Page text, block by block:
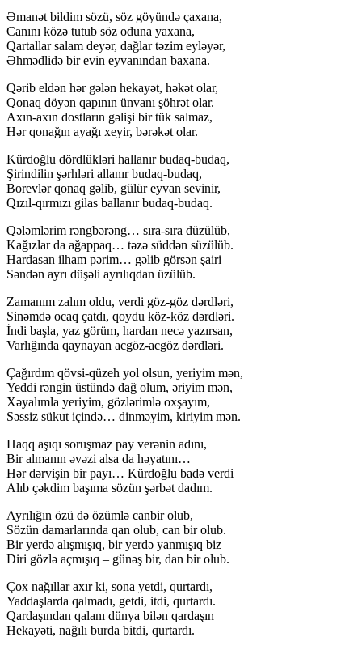
Əmanət bildim sözü, söz göyündə çaxana,
Canını közə tutub söz oduna yaxana,
Qartallar salam deyər, dağlar təzim eyləyər,
Əhmədlidə bir evin eyvanından baxana.
Qərib eldən hər gələn hekayət, həkət olar,
Qonaq döyən qapının ünvanı şöhrət olar.
Axın-axın dostların gəlişi bir tük salmaz,
Hər qonağın ayağı xeyir, bərəkət olar.
Kürdoğlu dördlükləri hallanır budaq-budaq,
Şirindilin şərhləri allanır budaq-budaq,
Borevlər qonaq gəlib, gülür eyvan sevinir,
Qızıl-qırmızı gilas ballanır budaq-budaq.
Qələmlərim rəngbərəng… sıra-sıra düzülüb,
Kağızlar da ağappaq… təzə süddən süzülüb.
Hardasan ilham pərim… gəlib görsən şairi
Səndən ayrı düşəli ayrılıqdan üzülüb.
Zamanım zalım oldu, verdi göz-göz dərdləri,
Sinəmdə ocaq çatdı, qoydu köz-köz dərdləri.
İndi başla, yaz görüm, hardan necə yazırsan,
Varlığında qaynayan acgöz-acgöz dərdləri.
Çağırdım qövsi-qüzeh yol olsun, yeriyim mən,
Yeddi rəngin üstündə dağ olum, əriyim mən,
Xəyalımla yeriyim, gözlərimlə oxşayım,
Səssiz sükut içində… dinməyim, kiriyim mən.
Haqq aşıqı soruşmaz pay verənin adını,
Bir almanın əvəzi alsa da həyatını…
Hər dərvişin bir payı… Kürdoğlu badə verdi
Alıb çəkdim başıma sözün şərbət dadım.
Ayrılığın özü də özümlə canbir olub,
Sözün damarlarında qan olub, can bir olub.
Bir yerdə alışmışıq, bir yerdə yanmışıq biz
Diri gözlə açmışıq – günəş bir, dan bir olub.
Çox nağıllar axır ki, sona yetdi, qurtardı,
Yaddaşlarda qalmadı, getdi, itdi, qurtardı.
Qardaşından qalanı dünya bilən qardaşın
Hekayəti, nağılı burda bitdi, qurtardı.